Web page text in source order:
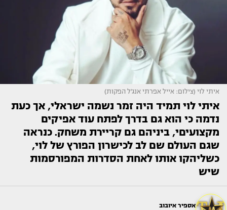
איתי לוי (צילום: אייל אפרתי אנג'ל הפקות)
איתי לוי תמיד היה זמר נשמה ישראלי, אך כעת
נדמה כי הוא גם בדרך לפתח עוד אפיקים
מקצועיםי, ביניהם גם קריירת משחק. כנראה
שגם העולם שם לב לכישרון הפורץ של לוי,
כשליהקו אותו לאחת הסדרות המפורסמות
שיש
אספיר איובוב